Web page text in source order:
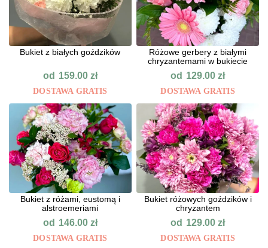
Bukiet z białych goździków
od 159.00 zł
DOSTAWA GRATIS
Różowe gerbery z białymi
chryzantemami w bukiecie
od 129.00zł
DOSTAWA GRATIS
Bukiet z różami, eustomą i
alstroemeriami
od 146.00 zł
DOSTAWA GRATIS
Bukiet różowych goździków i
chryzantem
od 129.00zł
DOSTAWA GRATIS